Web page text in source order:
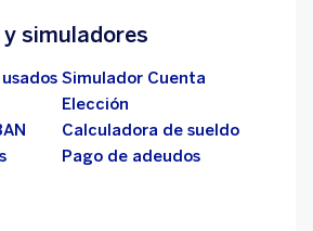
simuladores
Simulador Cuenta
Elección
Calculadora de sueldo
Pago de adeudos